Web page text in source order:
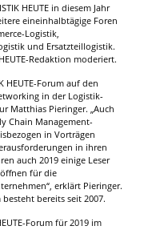
HEUTE in diesem Jahr
eineinhalbtägige Foren
Logistik,
und Ersatzteillogistik.
Redaktion moderiert.
HEUTE-Forum auf den
in der Logistik-
Matthias Pieringer. „Auch
Chain Management-
in Vorträgen
in ihren
auch 2019 einige Leser
für die
erklärt Pieringer.
besteht bereits seit 2007.
Forum für 2019 im